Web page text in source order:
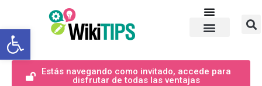
Abrir barra de herramientas
Estás navegando como invitado, accede para
disfrutar de todas las ventajas